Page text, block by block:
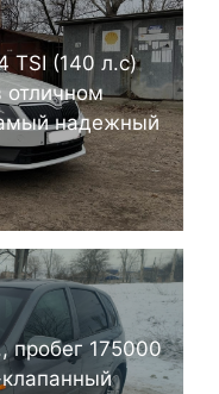
TSI (140 л.с)
отличном
надежный
пробег 175000